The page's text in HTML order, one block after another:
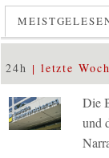
24h letzte
Die
und